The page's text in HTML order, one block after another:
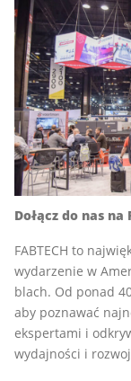
Dołącz do nas na
FABTECH to
wydarzenie w
blach. Od ponad
aby poznawać
ekspertami i
wydajności i